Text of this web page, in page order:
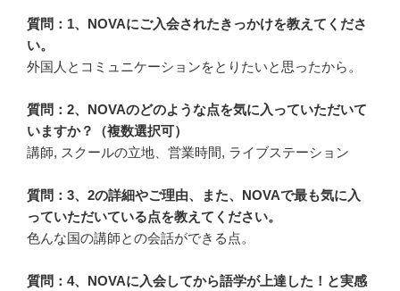
質問：1、NOVAにご入会されたきっかけを教えてくださ
い。
外国人とコミュニケーションをとりたいと思ったから。
質問：2、NOVAのどのような点を気に入っていただいて
いますか？（複数選択可）
講師, スクールの立地、営業時間, ライブステーション
質問：3、2の詳細やご理由、また、NOVAで最も気に入
っていただいている点を教えてください。
色んな国の講師との会話ができる点。
質問：4、NOVAに入会してから語学が上達した！と実感